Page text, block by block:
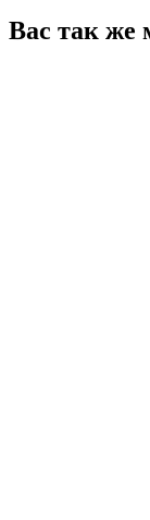
Вас так же